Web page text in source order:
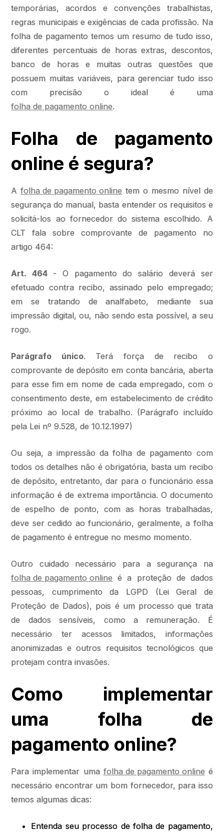
temporárias, acordos e convenções trabalhistas,
regras municipais e exigências de cada profissão. Na
folha de pagamento temos um resumo de tudo isso,
diferentes percentuais de horas extras, descontos,
banco de horas e muitas outras questões que
possuem muitas variáveis, para gerenciar tudo isso
com precisão o ideal é uma
folha de pagamento online.
Folha de pagamento
online é segura?
Afolha de pagamento online tem o mesmo nível de
segurança do manual, basta entender os requisitos e
solicitá-los ao fornecedor do sistema escolhido. A
CLT fala sobre comprovante de pagamento no
artigo 464:
Art. 464 - O pagamento do salário deverá ser
efetuado contra recibo, assinado pelo empregado;
em se tratando de analfabeto, mediante sua
impressão digital, ou, não sendo esta possível, a seu
rogo.
Parágrafo único. Terá força de recibo o
comprovante de depósito em conta bancária, aberta
para esse fim em nome de cada empregado, com o
consentimento deste, em estabelecimento de crédito
próximo ao local de trabalho. (Parágrafo incluído
pela Lei nº 9.528, de 10.12.1997)
Ou seja, a impressão da folha de pagamento com
todos os detalhes não é obrigatória, basta um recibo
de depósito, entretanto, dar para o funcionário essa
informação é de extrema importância. O documento
de espelho de ponto, com as horas trabalhadas,
deve ser cedido ao funcionário, geralmente, a folha
de pagamento é entregue no mesmo momento.
Outro cuidado necessário para a segurança na
folha de pagamento online é a proteção de dados
pessoas, cumprimento da LGPD (Lei Geral de
Proteção de Dados), pois é um processo que trata
de dados sensíveis, como a remuneração. É
necessário ter acessos limitados, informações
anonimizadas e outros requisitos tecnológicos que
protejam contra invasões.
Como implementar
uma folha de
pagamento online?
Para implementar uma folha de pagamento onlineé
necessário encontrar um bom fornecedor, para isso
temos algumas dicas:
Entenda seu processo de folha de pagamento,